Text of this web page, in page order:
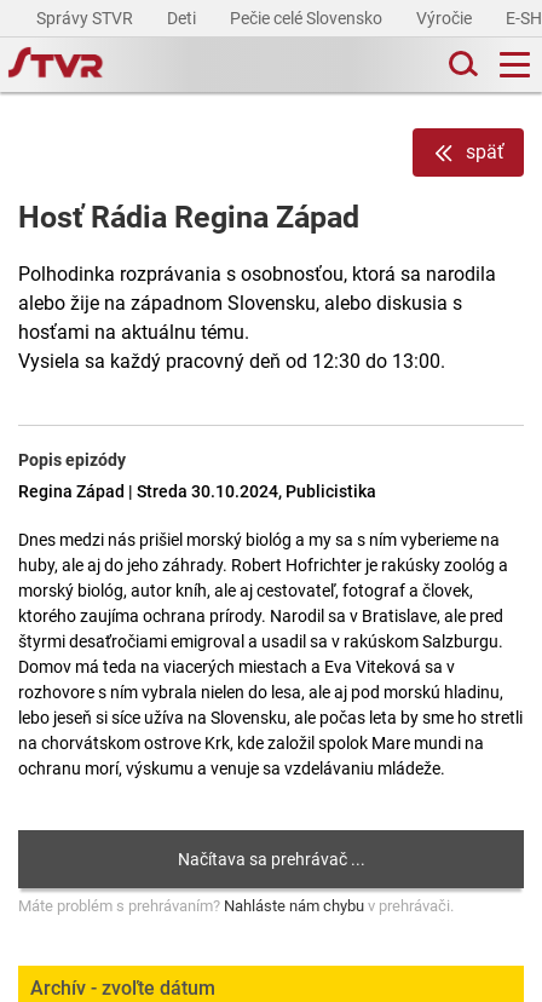
Správy STVR Deti Pečie celé Slovensko Výročie E-
späť
Hosť Rádia Regina Západ
Polhodinka rozprávania s osobnosťou, ktorá sa narodila
alebo žije na západnom Slovensku, alebo diskusia s
hosťami na aktuálnu tému.
Vysiela sa každý pracovný deň od 12:30 do 13:00.
Popis epizódy
Regina Západ | Streda 30.10.2024, Publicistika
Dnes medzi nás prišiel morský biológ a my sa s ním vyberieme na
huby, ale aj do jeho záhrady. Robert Hofrichter je rakúsky zoológ a
morský biológ, autor kníh, ale aj cestovateľ, fotograf a človek,
ktorého zaujíma ochrana prírody. Narodil sa v Bratislave, ale pred
štyrmi desaťročiami emigroval a usadil sa v rakúskom Salzburgu.
Domov má teda na viacerých miestach a Eva Viteková sa v
rozhovore s ním vybrala nielen do lesa, ale aj pod morskú hladinu,
lebo jeseň si síce užíva na Slovensku, ale počas leta by sme ho stretli
na chorvátskom ostrove Krk, kde založil spolok Mare mundi na
ochranu morí, výskumu a venuje sa vzdelávaniu mládeže.
Máte problém s prehrávaním? Nahláste nám chybu v prehrávači.
Archív - zvoľte dátum